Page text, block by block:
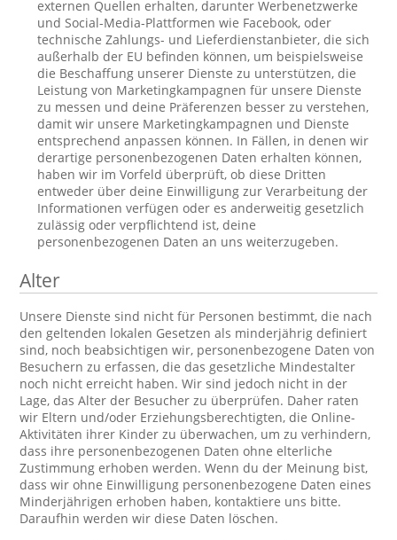
externen Quellen erhalten, darunter Werbenetzwerke
und Social-Media-Plattformen wie Facebook, oder
technische Zahlungs- und Lieferdienstanbieter, die sich
außerhalb der EU befinden können, um beispielsweise
die Beschaffung unserer Dienste zu unterstützen, die
Leistung von Marketingkampagnen für unsere Dienste
zu messen und deine Präferenzen besser zu verstehen,
damit wir unsere Marketingkampagnen und Dienste
entsprechend anpassen können. In Fällen, in denen wir
derartige personenbezogenen Daten erhalten können,
haben wir im Vorfeld überprüft, ob diese Dritten
entweder über deine Einwilligung zur Verarbeitung der
Informationen verfügen oder es anderweitig gesetzlich
zulässig oder verpflichtend ist, deine
personenbezogenen Daten an uns weiterzugeben.
Alter
Unsere Dienste sind nicht für Personen bestimmt, die nach
den geltenden lokalen Gesetzen als minderjährig definiert
sind, noch beabsichtigen wir, personenbezogene Daten von
Besuchern zu erfassen, die das gesetzliche Mindestalter
noch nicht erreicht haben. Wir sind jedoch nicht in der
Lage, das Alter der Besucher zu überprüfen. Daher raten
wir Eltern und/oder Erziehungsberechtigten, die Online-
Aktivitäten ihrer Kinder zu überwachen, um zu verhindern,
dass ihre personenbezogenen Daten ohne elterliche
Zustimmung erhoben werden. Wenn du der Meinung bist,
dass wir ohne Einwilligung personenbezogene Daten eines
Minderjährigen erhoben haben, kontaktiere uns bitte.
Daraufhin werden wir diese Daten löschen.